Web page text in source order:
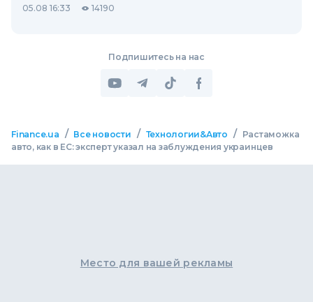
05.08 16:33 14190
Подпишитесь на нас
Finance.ua / Все новости / Технологии&Авто /
Растаможка
авто, как в ЕС: эксперт указал на заблуждения украинцев
Место для вашей рекламы